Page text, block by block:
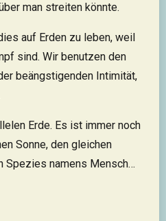
man streiten könnte.
auf Erden zu leben, weil
sind. Wir benutzen den
beängstigenden Intimität,
Erde. Es ist immer noch
Sonne, den gleichen
Spezies namens Mensch…